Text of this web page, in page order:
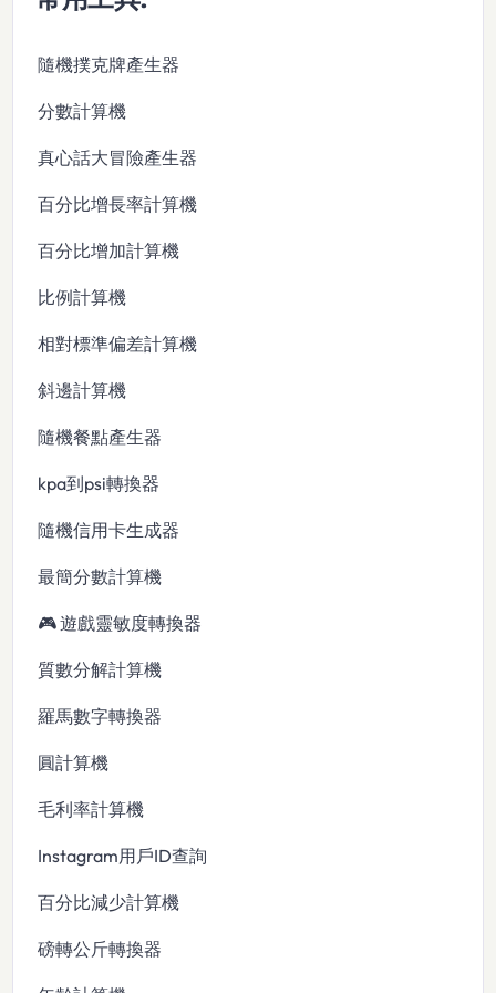
隨機撲克牌產生器
分數計算機
真心話大冒險產生器
百分比增長率計算機
百分比增加計算機
比例計算機
相對標準偏差計算機
斜邊計算機
隨機餐點產生器
kpa到psi轉換器
隨機信用卡生成器
最簡分數計算機
🎮 遊戲靈敏度轉換器
質數分解計算機
羅馬數字轉換器
圓計算機
毛利率計算機
Instagram用戶ID查詢
百分比減少計算機
磅轉公斤轉換器